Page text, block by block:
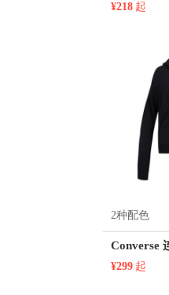
¥218 起
2种配色
¥299 起